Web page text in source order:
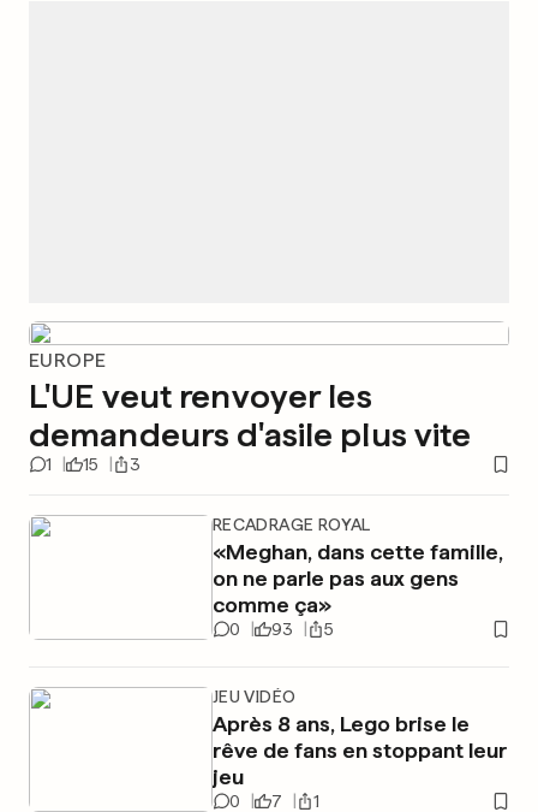
EUROPE
L'UE veut renvoyer les
demandeurs d'asile plus vite
1 15 3
RECADRAGE ROYAL
«Meghan, dans cette famille,
on ne parle pas aux gens
comme ça»
0 93 5
JEU VIDÉO
Après 8 ans, Lego brise le
rêve de fans en stoppant leur
jeu
0 7 1